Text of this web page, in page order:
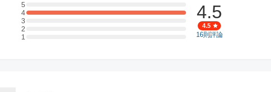
5
5 星：0 則評論
4
4 星：1 則評論
3
3 星：0 則評論
2
2 星：0 則評論
11 星：0 則評論
4.5
4.5
16則評論